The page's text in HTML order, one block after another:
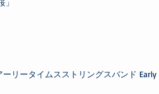
リータイムスストリングスバンド Early